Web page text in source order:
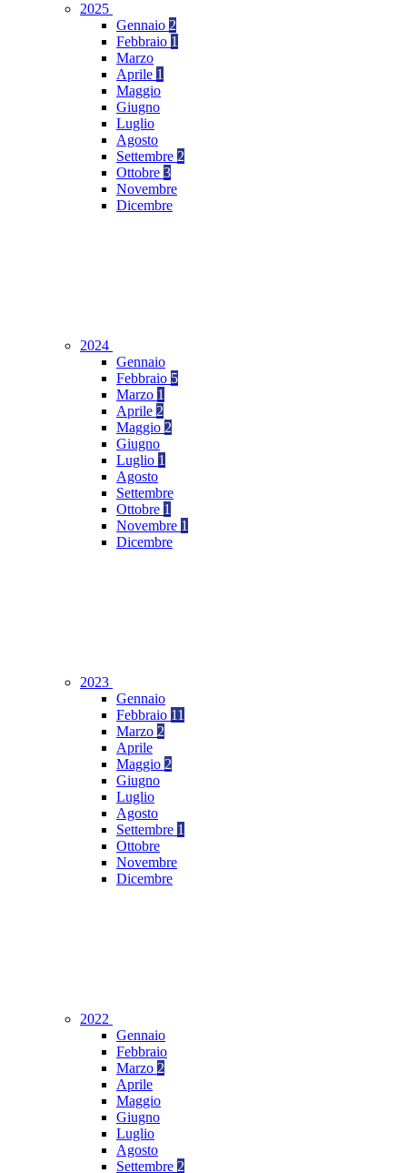
2025
Gennaio 2
Febbraio 1
Marzo
Aprile 1
Maggio
Giugno
Luglio
Agosto
Settembre 2
Ottobre 3
Novembre
Dicembre
2024
Gennaio
Febbraio 5
Marzo 1
Aprile 2
Maggio 2
Giugno
Luglio 1
Agosto
Settembre
Ottobre 1
Novembre 1
Dicembre
2023
Gennaio
Febbraio 11
Marzo 2
Aprile
Maggio 2
Giugno
Luglio
Agosto
Settembre 1
Ottobre
Novembre
Dicembre
2022
Gennaio
Febbraio
Marzo 2
Aprile
Maggio
Giugno
Luglio
Agosto
Settembre 2